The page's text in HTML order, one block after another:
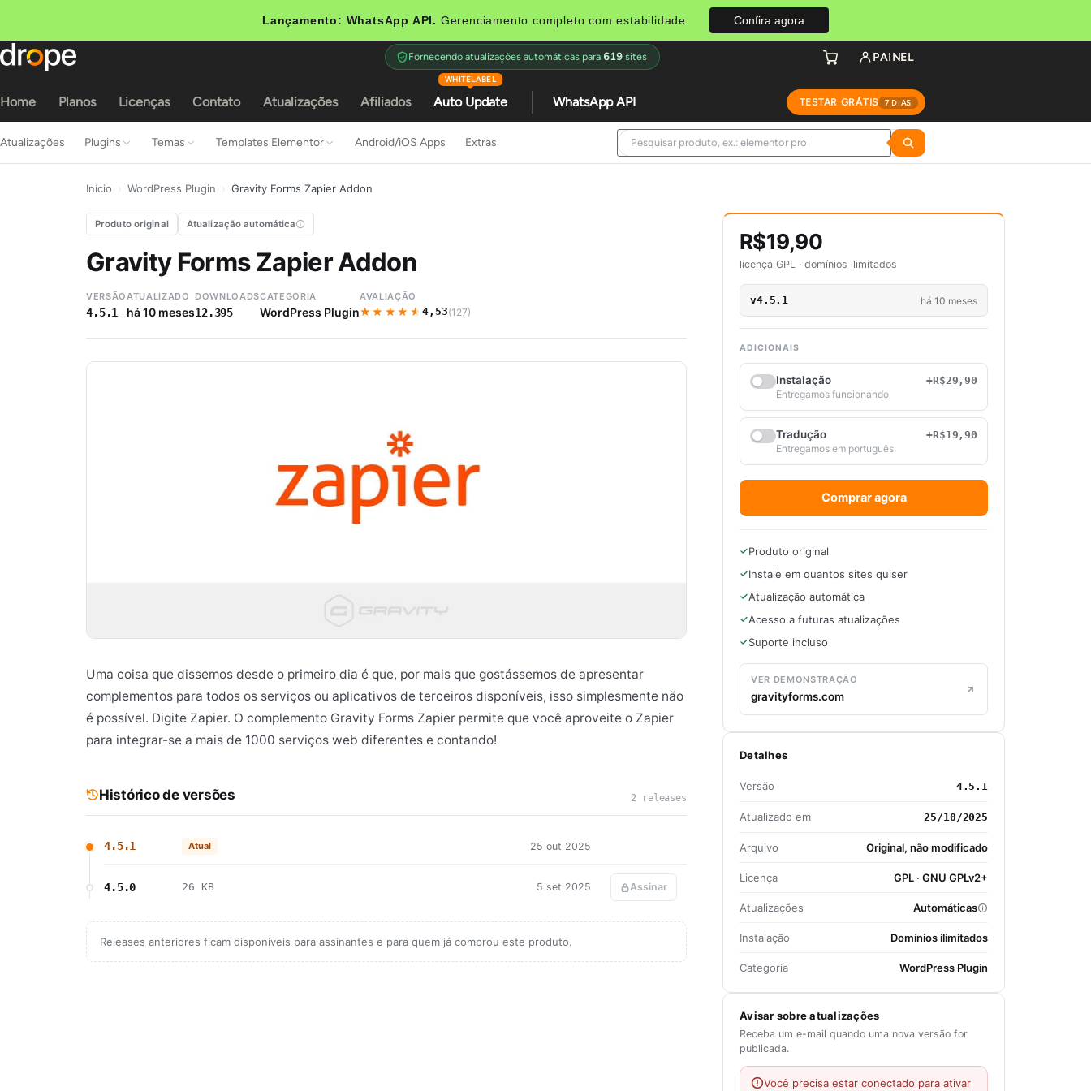
Lançamento: WhatsApp API. Gerenciamento completo com estabilidade. Confira agora
Home Planos Licenças Contato Atualizações Afiliados Auto Update
WHITELABEL
WhatsApp API TESTAR GRÁTIS 7 DIAS
Fornecendo atualizações automáticas para 619 sites PAINEL
Atualizações Plugins Temas Templates Elementor Android/iOS Apps Extras
Início WordPress Plugin Gravity Forms Zapier Addon
Produto original Atualização automática
Gravity Forms Zapier Addon
VERSÃO
4.5.1
ATUALIZADO
há 10 meses
DOWNLOADS
12.395
CATEGORIA
WordPress Plugin
AVALIAÇÃO
★★★★★
★★★★★4,53(127)
Uma coisa que dissemos desde o primeiro dia é que, por mais que gostássemos de apresentar
complementos para todos os serviços ou aplicativos de terceiros disponíveis, isso simplesmente não
é possível. Digite Zapier. O complemento Gravity Forms Zapier permite que você aproveite o Zapier
para integrar-se a mais de 1000 serviços web diferentes e contando!
Histórico de versões 2 releases
4.5.1 Atual 25 out 2025
4.5.0 26 KB 5 set 2025 Assinar
Releases anteriores ficam disponíveis para assinantes e para quem já comprou este produto.
R$19,90
licença GPL · domínios ilimitados
v4.5.1 há 10 meses
ADICIONAIS
Instalação
+R$29,90
Entregamos funcionando
Tradução
+R$19,90
Entregamos em português
Comprar agora
Produto original
Instale em quantos sites quiser
Atualização automática
Acesso a futuras atualizações
Suporte incluso
VER DEMONSTRAÇÃO
gravityforms.com
Detalhes
Versão 4.5.1
Atualizado em 25/10/2025
Arquivo Original, não modificado
Licença GPL · GNU GPLv2+
Atualizações Automáticas
Instalação Domínios ilimitados
Categoria WordPress Plugin
Avisar sobre atualizações
Receba um e-mail quando uma nova versão for
publicada.
Você precisa estar conectado para ativar